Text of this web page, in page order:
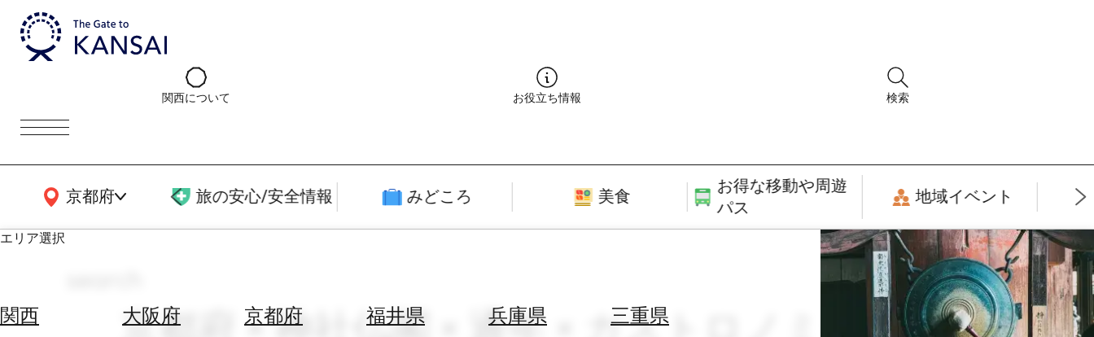
関西について お役立ち情報 検索
京都府
関西広域MAP 旅の安心/安全情報 みどころ 美食
お得な移動や周遊
パス
地域イベント
エリア選択
関西 大阪府 京都府 福井県 兵庫県 三重県
京都府 × 神社仏閣 × 通年 × ガストロノミー × モデル